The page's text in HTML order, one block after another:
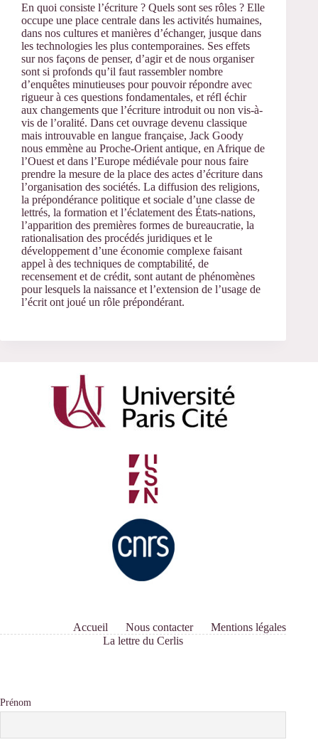
En quoi consiste l’écriture ? Quels sont ses rôles ? Elle
occupe une place centrale dans les activités humaines,
dans nos cultures et manières d’échanger, jusque dans
les technologies les plus contemporaines. Ses effets
sur nos façons de penser, d’agir et de nous organiser
sont si profonds qu’il faut rassembler nombre
d’enquêtes minutieuses pour pouvoir répondre avec
rigueur à ces questions fondamentales, et réfl échir
aux changements que l’écriture introduit ou non vis-à-
vis de l’oralité. Dans cet ouvrage devenu classique
mais introuvable en langue française, Jack Goody
nous emmène au Proche-Orient antique, en Afrique de
l’Ouest et dans l’Europe médiévale pour nous faire
prendre la mesure de la place des actes d’écriture dans
l’organisation des sociétés. La diffusion des religions,
la prépondérance politique et sociale d’une classe de
lettrés, la formation et l’éclatement des États-nations,
l’apparition des premières formes de bureaucratie, la
rationalisation des procédés juridiques et le
développement d’une économie complexe faisant
appel à des techniques de comptabilité, de
recensement et de crédit, sont autant de phénomènes
pour lesquels la naissance et l’extension de l’usage de
l’écrit ont joué un rôle prépondérant.
Accueil Nous contacter
Mentions légales
La lettre du Cerlis
Prénom